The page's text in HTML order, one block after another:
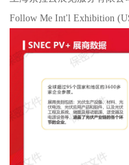
Follow Me Int'l Exhibition